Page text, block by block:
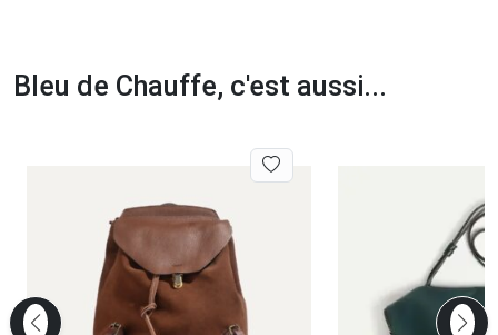
Bleu de Chauffe, c'est aussi...